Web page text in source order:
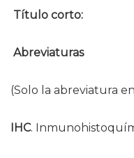
Título corto:
Abreviaturas
(Solo la abreviatura
IHC.